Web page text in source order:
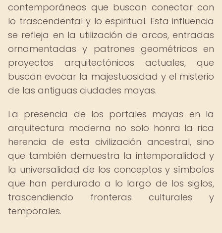
contemporáneos que buscan conectar con
lo trascendental y lo espiritual. Esta influencia
se refleja en la utilización de arcos, entradas
ornamentadas y patrones geométricos en
proyectos arquitectónicos actuales, que
buscan evocar la majestuosidad y el misterio
de las antiguas ciudades mayas.
La presencia de los portales mayas en la
arquitectura moderna no solo honra la rica
herencia de esta civilización ancestral, sino
que también demuestra la intemporalidad y
la universalidad de los conceptos y símbolos
que han perdurado a lo largo de los siglos,
trascendiendo fronteras culturales y
temporales.